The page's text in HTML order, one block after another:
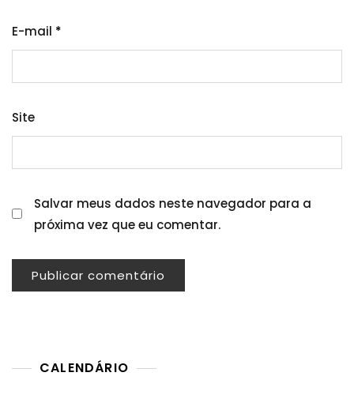
E-mail *
Site
Salvar meus dados neste navegador para a
próxima vez que eu comentar.
CALENDÁRIO